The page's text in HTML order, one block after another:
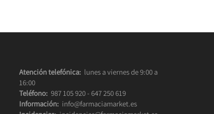
Atención telefónica: lunes a viernes de 9:00 a
16:00
Teléfono: 987 105 920- 647 250 619
Información: info@farmaciamarket.es